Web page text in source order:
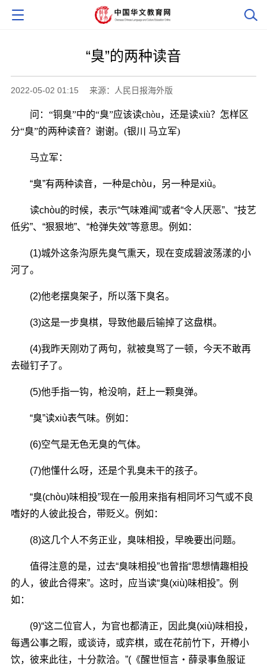
“臭”的两种读音
2022-05-02 01:15 来源：人民日报海外版
问：“铜臭”中的“臭”应该读chòu，还是读xiù？怎样区
分“臭”的两种读音？谢谢。(银川 马立军)
马立军：
“臭”有两种读音，一种是chòu，另一种是xiù。
读chòu的时候，表示“气味难闻”或者“令人厌恶”、“技艺
低劣”、“狠狠地”、“枪弹失效”等意思。例如：
(1)城外这条沟原先臭气熏天，现在变成碧波荡漾的小
河了。
(2)他老摆臭架子，所以落下臭名。
(3)这是一步臭棋，导致他最后输掉了这盘棋。
(4)我昨天刚劝了两句，就被臭骂了一顿，今天不敢再
去碰钉子了。
(5)他手指一钩，枪没响，赶上一颗臭弹。
“臭”读xiù表气味。例如：
(6)空气是无色无臭的气体。
(7)他懂什么呀，还是个乳臭未干的孩子。
“臭(chòu)味相投”现在一般用来指有相同坏习气或不良
嗜好的人彼此投合，带贬义。例如：
(8)这几个人不务正业，臭味相投，早晚要出问题。
值得注意的是，过去“臭味相投”也曾指“思想情趣相投
的人，彼此合得来”。这时，应当读“臭(xiù)味相投”。例
如：
(9)“这二位官人，为官也都清正，因此臭(xiù)味相投，
每遇公事之暇，或谈诗，或弈棋，或在花前竹下，开樽小
饮，彼来此往，十分款洽。”(《醒世恒言・薛录事鱼服证